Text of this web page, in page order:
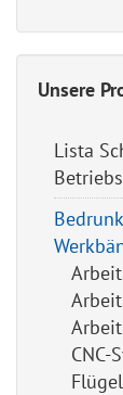
Unsere
Lista
CNC-